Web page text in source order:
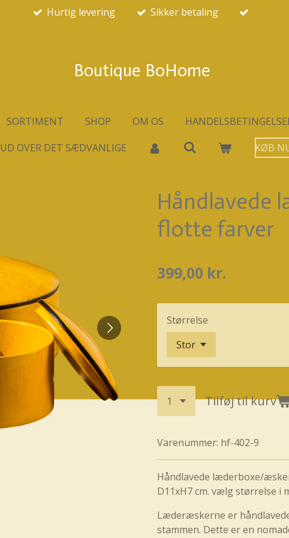
Hurtig levering Sikker betaling
Boutique BoHome
SORTIMENT SHOP OM OS
UD OVER DET SÆDVANLIGE
KØB
Håndlavede
flotte farver
399,00 kr.
Størrelse
Tilføj til kurv
Varenummer: hf-402-9
Håndlavede læderboxe/
D11xH7 cm. vælg størrelse i
Læderæskerne er
stammen. Dette er en